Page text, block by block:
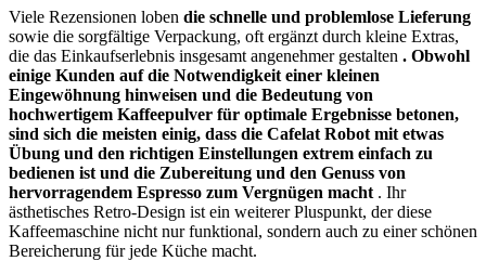
Viele Rezensionen loben die schnelle und problemlose Lieferung
sowie die sorgfältige Verpackung, oft ergänzt durch kleine Extras,
die das Einkaufserlebnis insgesamt angenehmer gestalten . Obwohl
einige Kunden auf die Notwendigkeit einer kleinen
Eingewöhnung hinweisen und die Bedeutung von
hochwertigem Kaffeepulver für optimale Ergebnisse betonen,
sind sich die meisten einig, dass die Cafelat Robot mit etwas
Übung und den richtigen Einstellungen extrem einfach zu
bedienen ist und die Zubereitung und den Genuss von
hervorragendem Espresso zum Vergnügen macht . Ihr
ästhetisches Retro-Design ist ein weiterer Pluspunkt, der diese
Kaffeemaschine nicht nur funktional, sondern auch zu einer schönen
Bereicherung für jede Küche macht.